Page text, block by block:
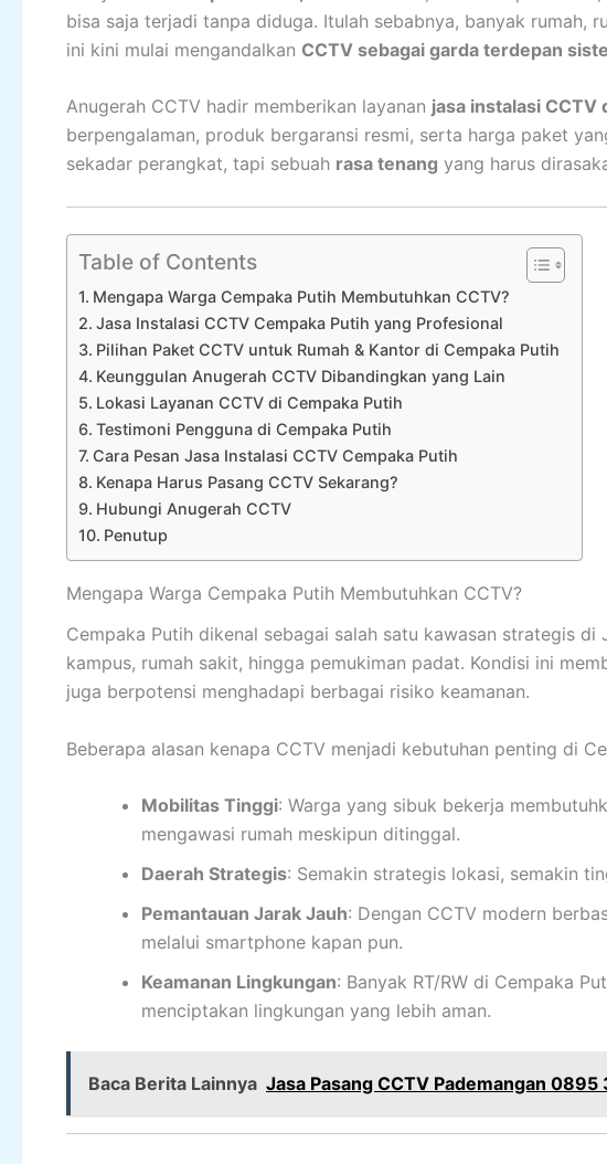
bisa saja terjadi tanpa diduga. Itulah sebabnya, banyak rumah,
ini kini mulai mengandalkan CCTV sebagai garda terdepan
Anugerah CCTV hadir memberikan layanan jasa instalasi CCTV
berpengalaman, produk bergaransi resmi, serta harga paket
sekadar perangkat, tapi sebuah rasa tenang yang harus
Table of Contents
Mengapa Warga Cempaka Putih Membutuhkan CCTV?
Jasa Instalasi CCTV Cempaka Putih yang Profesional
Pilihan Paket CCTV untuk Rumah & Kantor di Cempaka Putih
Keunggulan Anugerah CCTV Dibandingkan yang Lain
Lokasi Layanan CCTV di Cempaka Putih
Testimoni Pengguna di Cempaka Putih
Cara Pesan Jasa Instalasi CCTV Cempaka Putih
Kenapa Harus Pasang CCTV Sekarang?
Hubungi Anugerah CCTV
Penutup
Mengapa Warga Cempaka Putih Membutuhkan CCTV?
Cempaka Putih dikenal sebagai salah satu kawasan strategis
kampus, rumah sakit, hingga pemukiman padat. Kondisi ini
juga berpotensi menghadapi berbagai risiko keamanan.
Beberapa alasan kenapa CCTV menjadi kebutuhan penting di
Mobilitas Tinggi: Warga yang sibuk bekerja
mengawasi rumah meskipun ditinggal.
Daerah Strategis: Semakin strategis lokasi, semakin
Pemantauan Jarak Jauh: Dengan CCTV modern
melalui smartphone kapan pun.
Keamanan Lingkungan: Banyak RT/RW di Cempaka
menciptakan lingkungan yang lebih aman.
Baca Berita Lainnya Jasa Pasang CCTV Pademangan